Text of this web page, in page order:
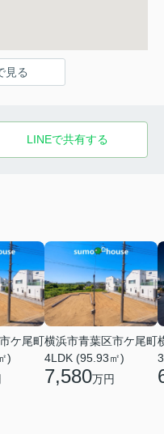
見る
LINEで共有する
ケ尾町
)
横浜市青葉区市ケ尾町
4LDK (95.93㎡)
7,580万円